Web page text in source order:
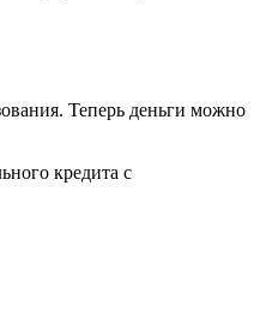
Теперь деньги можно
кредита с